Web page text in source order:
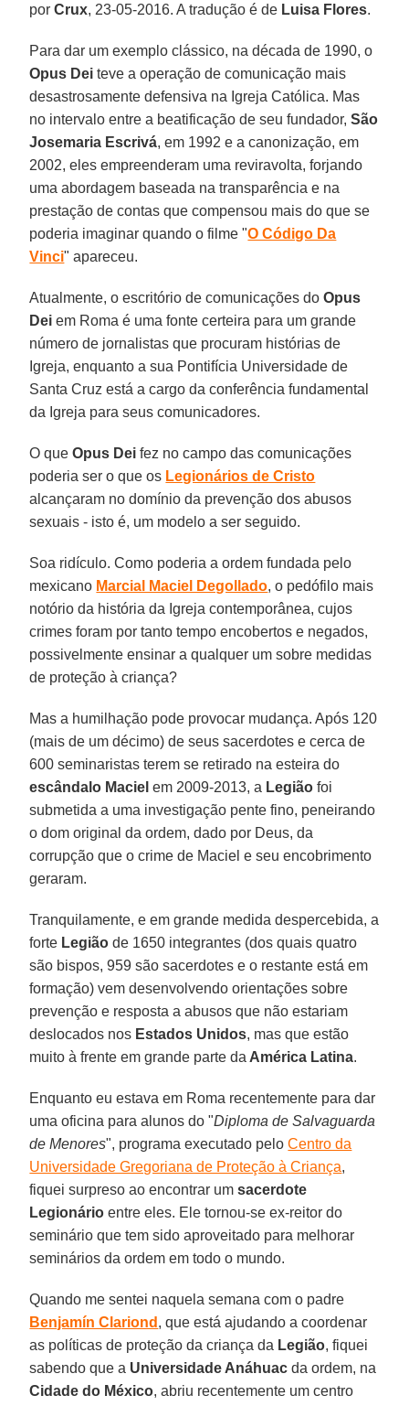
porCrux, 23-05-2016. A tradução é de Luisa Flores.
Para dar um exemplo clássico, na década de 1990, o
Opus Dei teve a operação de comunicação mais
desastrosamente defensiva na Igreja Católica. Mas
no intervalo entre a beatificação de seu fundador,São
Josemaria Escrivá, em 1992 e a canonização, em
2002, eles empreenderam uma reviravolta, forjando
uma abordagem baseada na transparência e na
prestação de contas que compensou mais do que se
poderia imaginar quando o filme "O Código Da
Vinci" apareceu.
Atualmente, o escritório de comunicações doOpus
Dei em Roma é uma fonte certeira para um grande
número de jornalistas que procuram histórias de
Igreja, enquanto a sua Pontifícia Universidade de
Santa Cruz está a cargo da conferência fundamental
da Igreja para seus comunicadores.
O queOpus Dei fez no campo das comunicações
poderia ser o que os Legionários de Cristo
alcançaram no domínio da prevenção dos abusos
sexuais - isto é, um modelo a ser seguido.
Soa ridículo. Como poderia a ordem fundada pelo
mexicano Marcial Maciel Degollado, o pedófilo mais
notório da história da Igreja contemporânea, cujos
crimes foram por tanto tempo encobertos e negados,
possivelmente ensinar a qualquer um sobre medidas
de proteção à criança?
Mas a humilhação pode provocar mudança. Após 120
(mais de um décimo) de seus sacerdotes e cerca de
600 seminaristas terem se retirado na esteira do
escândalo Maciel em 2009-2013, a Legião foi
submetida a uma investigação pente fino, peneirando
o dom original da ordem, dado por Deus, da
corrupção que o crime de Maciel e seu encobrimento
geraram.
Tranquilamente, e em grande medida despercebida, a
forte Legião de 1650 integrantes (dos quais quatro
são bispos, 959 são sacerdotes e o restante está em
formação) vem desenvolvendo orientações sobre
prevenção e resposta a abusos que não estariam
deslocados nos Estados Unidos, mas que estão
muito à frente em grande parte da América Latina.
Enquanto eu estava em Roma recentemente para dar
uma oficina para alunos do "Diploma de Salvaguarda
de Menores", programa executado pelo Centro da
Universidade Gregoriana de Proteção à Criança,
fiquei surpreso ao encontrar umsacerdote
Legionário entre eles. Ele tornou-se ex-reitor do
seminário que tem sido aproveitado para melhorar
seminários da ordem em todo o mundo.
Quando me sentei naquela semana com o padre
Benjamín Clariond , que está ajudando a coordenar
as políticas de proteção da criança da Legião, fiquei
sabendo que a Universidade Anáhuac da ordem, na
Cidade do México, abriu recentemente um centro